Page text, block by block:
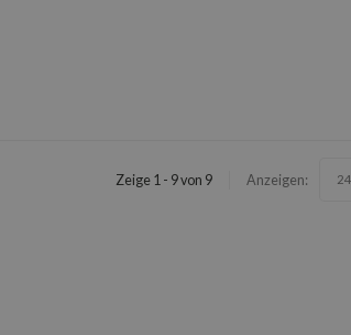
Zeige 1 - 9 von 9 Anzeigen: 24